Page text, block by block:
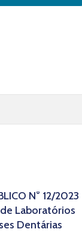
N° 12/2023
Laboratórios
Dentárias